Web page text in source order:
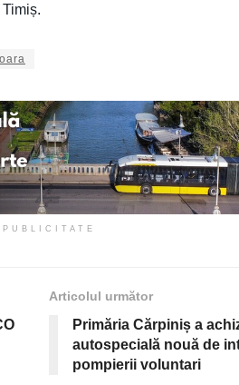
PUBLICITATE
Articolul următor
Primăria Cărpiniș a
autospecială nouă de
pompierii voluntari